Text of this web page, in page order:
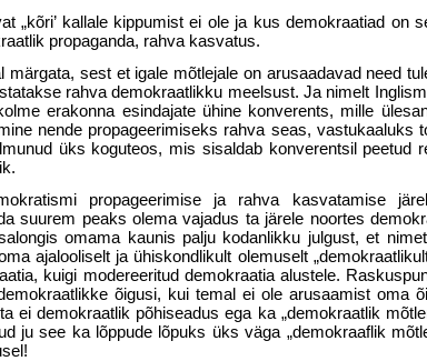
„kõri’ kallale kippumist ei ole ja kus demokraatiad on
propaganda, rahva kasvatus.
sest et igale mõtlejale on arusaadavad need
rahva demokraatlikku meelsust. Ja nimelt
era­konna esindajate ühine konverents, mille
nende propageerimiseks rahva seas, vastukaaluks
üks koguteos, mis sisaldab konverentsil peetud
propageerimise ja rahva kasvatamise
suurem peaks olema vajadus ta järele noortes
omama kaunis palju kodanlikku julgust, et
ajalooliselt ja ühiskondlikult olemuselt
kuigi modereeritud demo­kraatia alustele.
õigusi, kui temal ei ole arusaamist oma
ei demokraatlik põhi­seadus ega ka „demokraatlik
ju see ka lõppude lõpuks üks väga „demokraaflik